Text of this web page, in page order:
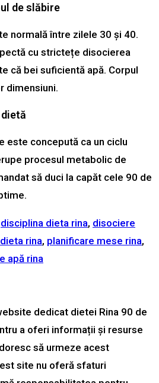
de slăbire
normală între zilele 30 și 40.
cu strictețe disocierea
că bei suficientă apă. Corpul
dimensiuni.
este concepută ca un ciclu
procesul metabolic de
să duci la capăt cele 90 de
disciplina dieta rina, disociere
rina, planificare mese rina,
apă rina
dedicat dietei Rina 90 de
a oferi informații și resurse
să urmeze acest
site nu oferă sfaturi